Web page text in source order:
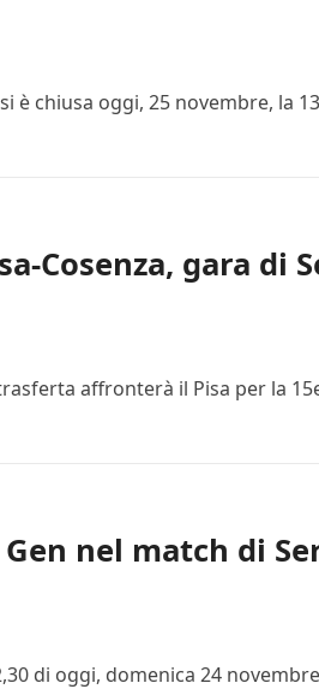
è chiusa oggi, 25 novembre, la
Cosenza, gara di
affronterà il Pisa per la
nel match di
di oggi, domenica 24